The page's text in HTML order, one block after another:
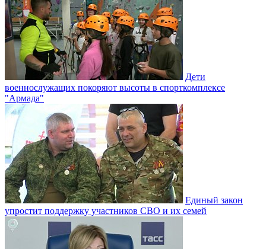
Дети
военнослужащих покоряют высоты в спорткомплексе
"Армада"
Единый закон
упростит поддержку участников СВО и их семей